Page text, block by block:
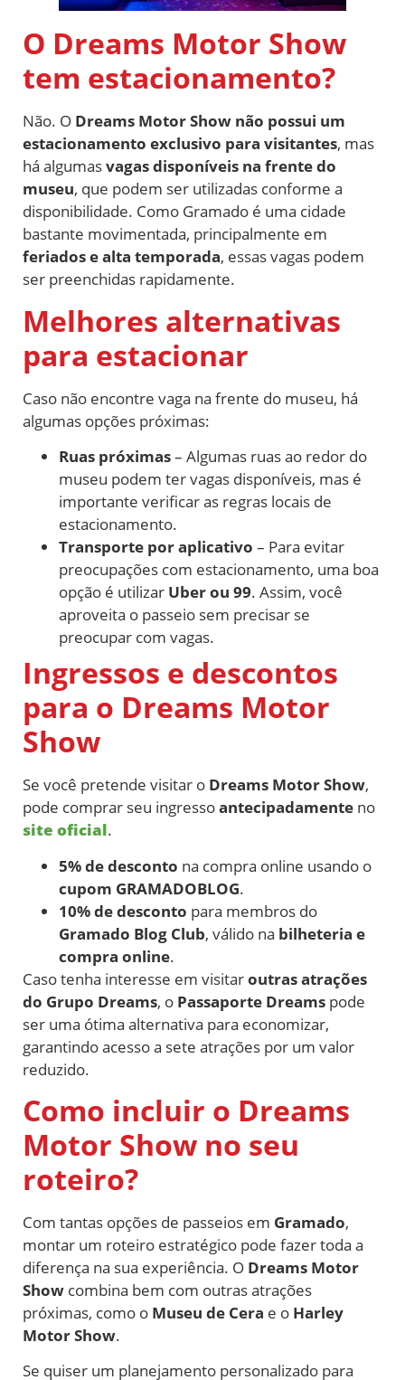
O Dreams Motor Show
tem estacionamento?
Não. O Dreams Motor Show não possui um
estacionamento exclusivo para visitantes, mas
há algumasvagas disponíveis na frente do
museu, que podem ser utilizadas conforme a
disponibilidade. Como Gramado é uma cidade
bastante movimentada, principalmente em
feriados e alta temporada, essas vagas podem
ser preenchidas rapidamente.
Melhores alternativas
para estacionar
Caso não encontre vaga na frente do museu, há
algumas opções próximas:
Ruas próximas– Algumas ruas ao redor do
museu podem ter vagas disponíveis, mas é
importante verificar as regras locais de
estacionamento.
Transporte por aplicativo – Para evitar
preocupações com estacionamento, uma boa
opção é utilizar Uber ou 99. Assim, você
aproveita o passeio sem precisar se
preocupar com vagas.
Ingressos e descontos
para o Dreams Motor
Show
Se você pretende visitar o Dreams Motor Show,
pode comprar seu ingressoantecipadamente no
site oficial.
5% de desconto na compra online usando o
cupom GRAMADOBLOG.
10% de desconto para membros do
Gramado Blog Club, válido na bilheteria e
compra online.
Caso tenha interesse em visitaroutras atrações
do Grupo Dreams, o Passaporte Dreams pode
ser uma ótima alternativa para economizar,
garantindo acesso a sete atrações por um valor
reduzido.
Como incluir o Dreams
Motor Show no seu
roteiro?
Com tantas opções de passeios em Gramado,
montar um roteiro estratégico pode fazer toda a
diferença na sua experiência. O Dreams Motor
Show combina bem com outras atrações
próximas, como o Museu de Cera e o Harley
Motor Show.
Se quiser um planejamento personalizado para